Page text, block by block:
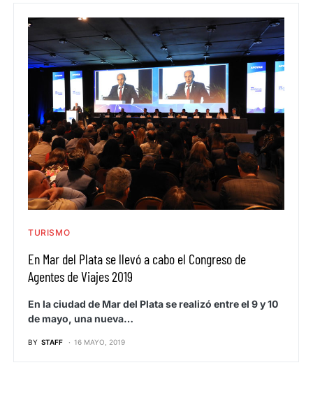
TURISMO
En Mar del Plata se llevó a cabo el Congreso de
Agentes de Viajes 2019
En la ciudad de Mar del Plata se realizó entre el 9 y 10
de mayo, una nueva…
BY STAFF 16 MAYO, 2019